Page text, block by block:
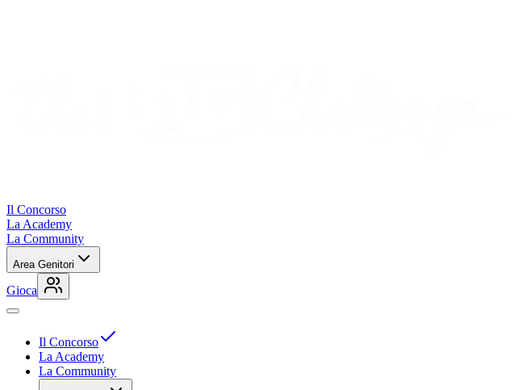
Il Concorso
La Academy
La Community
Area Genitori
Gioca
Il Concorso
La Academy
La Community